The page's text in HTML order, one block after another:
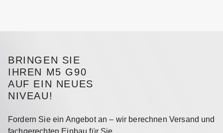
BRINGEN SIE
IHREN M5 G90
AUF EIN NEUES
NIVEAU!
Fordern Sie ein Angebot an – wir berechnen Versand und